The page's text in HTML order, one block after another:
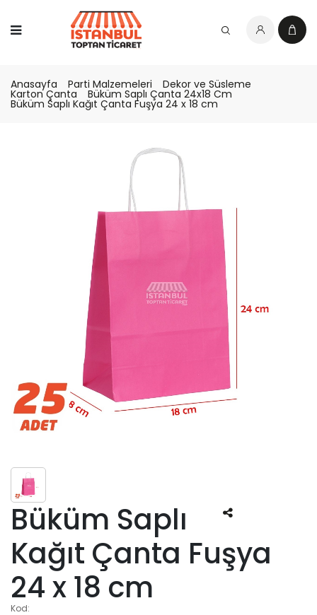
Anasayfa Parti Malzemeleri Dekor ve Süsleme
Karton Çanta Büküm Saplı Çanta 24x18 Cm
Büküm Saplı Kağıt Çanta Fuşya 24 x 18 cm
Büküm Saplı
Kağıt Çanta Fuşya
24 x 18 cm
Kod: